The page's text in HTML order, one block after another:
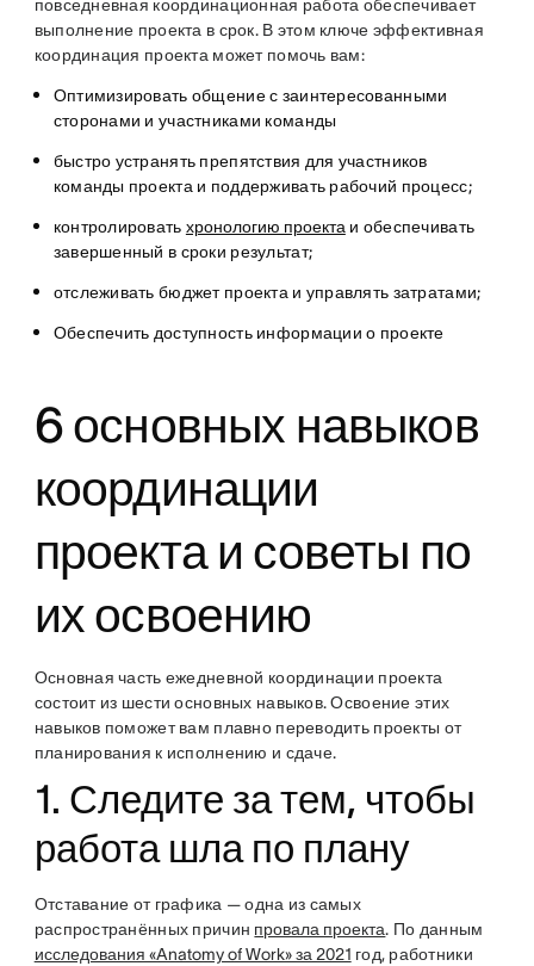
повседневная координационная работа обеспечивает
выполнение проекта в срок. В этом ключе эффективная
координация проекта может помочь вам:
Оптимизировать общение с заинтересованными
сторонами и участниками команды
быстро устранять препятствия для участников
команды проекта и поддерживать рабочий процесс;
контролировать хронологию проектаи обеспечивать
завершенный в сроки результат;
отслеживать бюджет проекта и управлять затратами;
Обеспечить доступность информации о проекте
6 основных навыков
координации
проекта и советы по
их освоению
Основная часть ежедневной координации проекта
состоит из шести основных навыков. Освоение этих
навыков поможет вам плавно переводить проекты от
планирования к исполнению и сдаче.
1. Следите за тем, чтобы
работа шла по плану
Отставание от графика — одна из самых
распространённых причин провала проекта. По данным
исследования «Anatomy of Work» за 2021 год, работники